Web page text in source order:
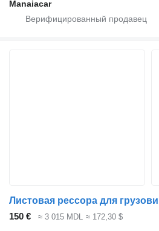
Manaiacar
Листовая рессора для
150 €
≈ 3 015 MDL ≈ 172,30 $